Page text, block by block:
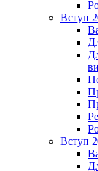
Вступ
Вступ